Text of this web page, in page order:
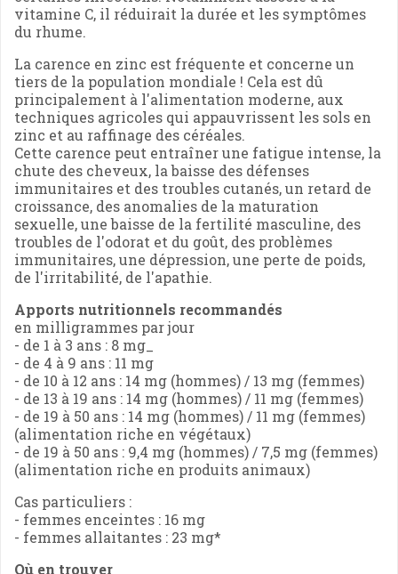
vitamine C, il réduirait la durée et les symptômes
du rhume.
La carence en zinc est fréquente et concerne un
tiers de la population mondiale ! Cela est dû
principalement à l'alimentation moderne, aux
techniques agricoles qui appauvrissent les sols en
zinc et au raffinage des céréales.
Cette carence peut entraîner une fatigue intense, la
chute des cheveux, la baisse des défenses
immunitaires et des troubles cutanés, un retard de
croissance, des anomalies de la maturation
sexuelle, une baisse de la fertilité masculine, des
troubles de l'odorat et du goût, des problèmes
immunitaires, une dépression, une perte de poids,
de l'irritabilité, de l'apathie.
Apports nutritionnels recommandés
en milligrammes par jour
- de 1 à 3 ans : 8 mg_
- de 4 à 9 ans : 11 mg
- de 10 à 12 ans : 14 mg (hommes) / 13 mg (femmes)
- de 13 à 19 ans : 14 mg (hommes) / 11 mg (femmes)
- de 19 à 50 ans : 14 mg (hommes) / 11 mg (femmes)
(alimentation riche en végétaux)
- de 19 à 50 ans : 9,4 mg (hommes) / 7,5 mg (femmes)
(alimentation riche en produits animaux)
Cas particuliers :
- femmes enceintes : 16 mg
- femmes allaitantes : 23 mg*
Où en trouver